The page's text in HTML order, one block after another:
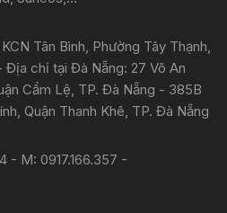
Tân Bình, Phường Tây Thạnh,
Địa chỉ tại Đà Nẵng: 27 Võ An
Cẩm Lệ, TP. Đà Nẵng - 385B
Quận Thanh Khê, TP. Đà Nẵng
- M: 0917.166.357 -